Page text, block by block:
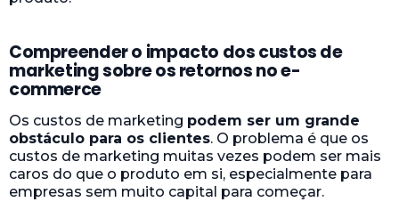
Compreender o impacto dos custos de
marketing sobre os retornos no e-
commerce
Os custos de marketing podem ser um grande
obstáculo para os clientes. O problema é que os
custos de marketing muitas vezes podem ser mais
caros do que o produto em si, especialmente para
empresas sem muito capital para começar.